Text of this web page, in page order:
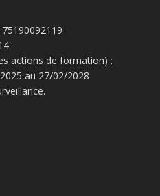
actions de formation) :
au 27/02/2028